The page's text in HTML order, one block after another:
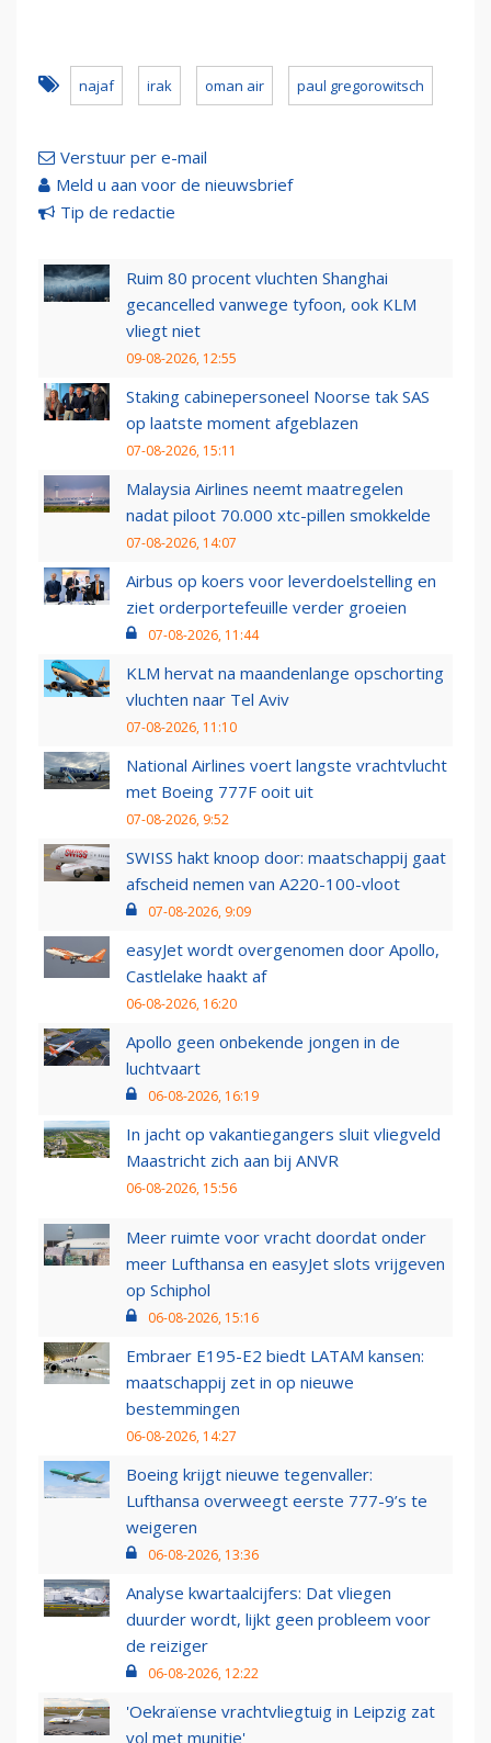
najaf irak oman air paul gregorowitsch
Verstuur per e-mail
Meld u aan voor de nieuwsbrief
Tip de redactie
Ruim 80 procent vluchten Shanghai
gecancelled vanwege tyfoon, ook KLM
vliegt niet
09-08-2026, 12:55
Staking cabinepersoneel Noorse tak SAS
op laatste moment afgeblazen
07-08-2026, 15:11
Malaysia Airlines neemt maatregelen
nadat piloot 70.000 xtc-pillen smokkelde
07-08-2026, 14:07
Airbus op koers voor leverdoelstelling en
ziet orderportefeuille verder groeien
07-08-2026, 11:44
KLM hervat na maandenlange opschorting
vluchten naar Tel Aviv
07-08-2026, 11:10
National Airlines voert langste vrachtvlucht
met Boeing 777F ooit uit
07-08-2026, 9:52
SWISS hakt knoop door: maatschappij gaat
afscheid nemen van A220-100-vloot
07-08-2026, 9:09
easyJet wordt overgenomen door Apollo,
Castlelake haakt af
06-08-2026, 16:20
Apollo geen onbekende jongen in de
luchtvaart
06-08-2026, 16:19
In jacht op vakantiegangers sluit vliegveld
Maastricht zich aan bij ANVR
06-08-2026, 15:56
Meer ruimte voor vracht doordat onder
meer Lufthansa en easyJet slots vrijgeven
op Schiphol
06-08-2026, 15:16
Embraer E195-E2 biedt LATAM kansen:
maatschappij zet in op nieuwe
bestemmingen
06-08-2026, 14:27
Boeing krijgt nieuwe tegenvaller:
Lufthansa overweegt eerste 777-9’s te
weigeren
06-08-2026, 13:36
Analyse kwartaalcijfers: Dat vliegen
duurder wordt, lijkt geen probleem voor
de reiziger
06-08-2026, 12:22
'Oekraïense vrachtvliegtuig in Leipzig zat
vol met munitie'